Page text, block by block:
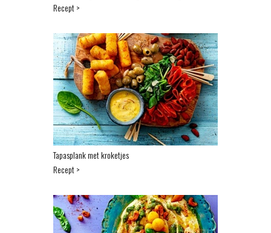
Recept >
Tapasplank met kroketjes
Recept >